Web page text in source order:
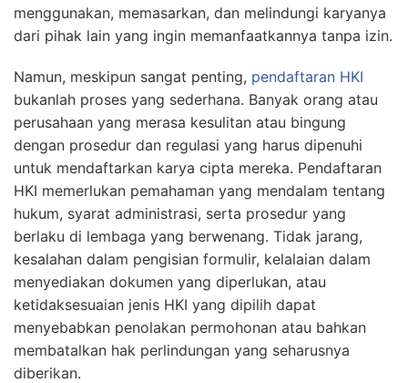
menggunakan, memasarkan, dan melindungi karyanya
dari pihak lain yang ingin memanfaatkannya tanpa izin.
Namun, meskipun sangat penting, pendaftaran HKI
bukanlah proses yang sederhana. Banyak orang atau
perusahaan yang merasa kesulitan atau bingung
dengan prosedur dan regulasi yang harus dipenuhi
untuk mendaftarkan karya cipta mereka. Pendaftaran
HKI memerlukan pemahaman yang mendalam tentang
hukum, syarat administrasi, serta prosedur yang
berlaku di lembaga yang berwenang. Tidak jarang,
kesalahan dalam pengisian formulir, kelalaian dalam
menyediakan dokumen yang diperlukan, atau
ketidaksesuaian jenis HKI yang dipilih dapat
menyebabkan penolakan permohonan atau bahkan
membatalkan hak perlindungan yang seharusnya
diberikan.